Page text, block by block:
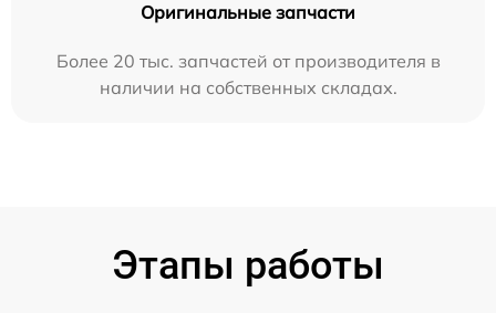
Оригинальные запчасти
Более 20 тыс. запчастей от производителя в
наличии на собственных складах.
Этапы работы